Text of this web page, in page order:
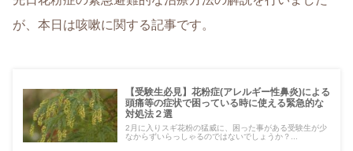
が、本日は咳嗽に関する記事です。
【受験生必見】花粉症(アレルギー性鼻炎)による
頭痛等の症状で困っている時に使える緊急的な
対処法２選
2月に入りスギ花粉の猛威に、困った事がある受験生が少
なからずいらっしゃるのではないでしょうか？...